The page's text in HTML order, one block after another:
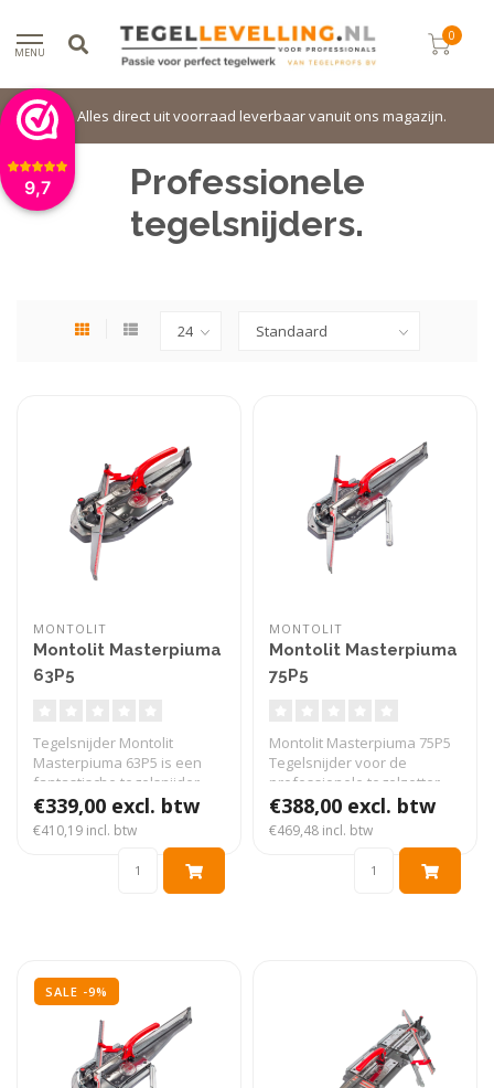
9,7
MENU
0
Alles direct uit voorraad leverbaar vanuit ons magazijn.
Professionele
tegelsnijders.
MONTOLIT
Montolit Masterpiuma
63P5
Tegelsnijder Montolit
Masterpiuma 63P5 is een
fantastische tegelsnijder
voor de ..
€339,00 excl. btw
€410,19 incl. btw
MONTOLIT
Montolit Masterpiuma
75P5
Montolit Masterpiuma 75P5
Tegelsnijder voor de
professionele tegelzetter.
Snij..
€388,00 excl. btw
€469,48 incl. btw
SALE -9%